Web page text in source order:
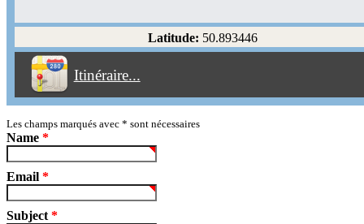
Latitude: 50.893446
Itinéraire...
Éviter les autoroutes
Éviter les péages
Partir! Reset
Les champs marqués avec * sont nécessaires
Name *
Email *
Subject *